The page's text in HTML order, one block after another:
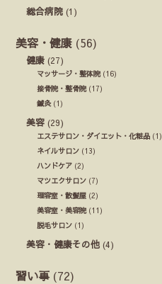
総合病院 (1)
美容・健康 (56)
健康 (27)
マッサージ・整体院(16)
接骨院・整骨院(17)
鍼灸(1)
美容 (29)
エステサロン・ダイエット・化粧品 (1)
ネイルサロン (13)
ハンドケア (2)
マツエクサロン (7)
理容室・散髪屋 (2)
美容室・美容院(11)
脱毛サロン (1)
美容・健康その他 (4)
習い事 (72)